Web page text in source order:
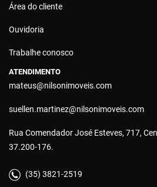
Área do cliente
Ouvidoria
Trabalhe conosco
ATENDIMENTO
mateus@nilsonimoveis.com
suellen.martinez@nilsonimoveis.com
Rua Comendador José Esteves, 717,
37.200-176.
(35) 3821-2519